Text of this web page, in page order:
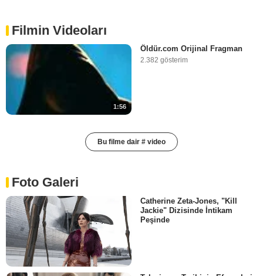
Filmin Videoları
1:56
Öldür.com Orijinal Fragman
2.382 gösterim
Bu filme dair # video
Foto Galeri
Catherine Zeta-Jones, "Kill
Jackie" Dizisinde İntikam
Peşinde